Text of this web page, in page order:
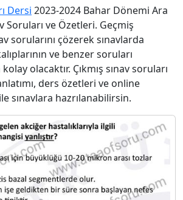
Dersi 2023-2024 Bahar Dönemi Ara
Soruları ve Özetleri. Geçmiş
sorularını çözerek sınavlarda
ve benzer soruları
olacaktır. Çıkmış sınav soruları
ders özetleri ve online
sınavlara hazrılanabilirsin.